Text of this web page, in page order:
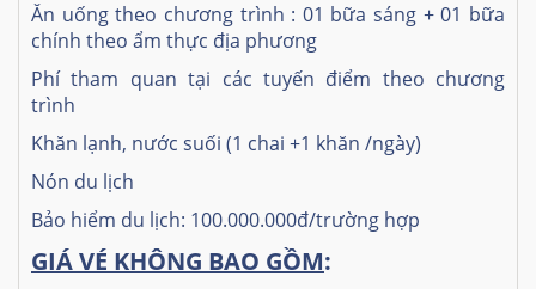
Ăn uống theo chương trình : 01 bữa sáng + 01 bữa
chính theo ẩm thực địa phương
Phí tham quan tại các tuyến điểm theo chương
trình
Khăn lạnh, nước suối (1 chai +1 khăn /ngày)
Nón du lịch
Bảo hiểm du lịch: 100.000.000đ/trường hợp
GIÁ VÉ KHÔNG BAO GỒM: